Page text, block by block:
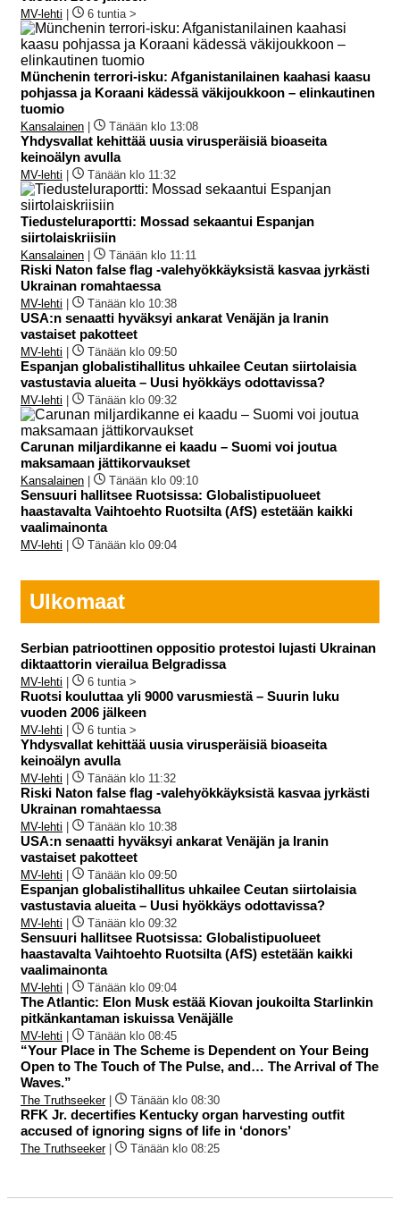
MV-lehti | 6 tuntia >
Münchenin terrori-isku: Afganistanilainen kaahasi kaasu
pohjassa ja Koraani kädessä väkijoukkoon – elinkautinen
tuomio
Kansalainen | Tänään klo 13:08
Yhdysvallat kehittää uusia virusperäisiä bioaseita
keinoälyn avulla
MV-lehti | Tänään klo 11:32
Tiedusteluraportti: Mossad sekaantui Espanjan
siirtolaiskriisiin
Kansalainen | Tänään klo 11:11
Riski Naton false flag -valehyökkäyksistä kasvaa jyrkästi
Ukrainan romahtaessa
MV-lehti | Tänään klo 10:38
USA:n senaatti hyväksyi ankarat Venäjän ja Iranin
vastaiset pakotteet
MV-lehti | Tänään klo 09:50
Espanjan globalistihallitus uhkailee Ceutan siirtolaisia
vastustavia alueita – Uusi hyökkäys odottavissa?
MV-lehti | Tänään klo 09:32
Carunan miljardikanne ei kaadu – Suomi voi joutua
maksamaan jättikorvaukset
Kansalainen | Tänään klo 09:10
Sensuuri hallitsee Ruotsissa: Globalistipuolueet
haastavalta Vaihtoehto Ruotsilta (AfS) estetään kaikki
vaalimainonta
MV-lehti | Tänään klo 09:04
Ulkomaat
Serbian patrioottinen oppositio protestoi lujasti Ukrainan
diktaattorin vierailua Belgradissa
MV-lehti 6 tuntia >
Ruotsi kouluttaa yli 9000 varusmiestä – Suurin luku
vuoden 2006 jälkeen
MV-lehti 6 tuntia >
Yhdysvallat kehittää uusia virusperäisiä bioaseita
keinoälyn avulla
MV-lehti Tänään klo 11:32
Riski Naton false flag -valehyökkäyksistä kasvaa jyrkästi
Ukrainan romahtaessa
MV-lehti Tänään klo 10:38
USA:n senaatti hyväksyi ankarat Venäjän ja Iranin
vastaiset pakotteet
MV-lehti Tänään klo 09:50
Espanjan globalistihallitus uhkailee Ceutan siirtolaisia
vastustavia alueita – Uusi hyökkäys odottavissa?
MV-lehti Tänään klo 09:32
Sensuuri hallitsee Ruotsissa: Globalistipuolueet
haastavalta Vaihtoehto Ruotsilta (AfS) estetään kaikki
vaalimainonta
MV-lehti Tänään klo 09:04
The Atlantic: Elon Musk estää Kiovan joukoilta Starlinkin
pitkänkantaman iskuissa Venäjälle
MV-lehti Tänään klo 08:45
“Your Place in The Scheme is Dependent on Your Being
Open to The Touch of The Pulse, and… The Arrival of The
Waves.”
The Truthseeker| Tänään klo 08:30
RFK Jr. decertifies Kentucky organ harvesting outfit
accused of ignoring signs of life in ‘donors’
The Truthseeker| Tänään klo 08:25